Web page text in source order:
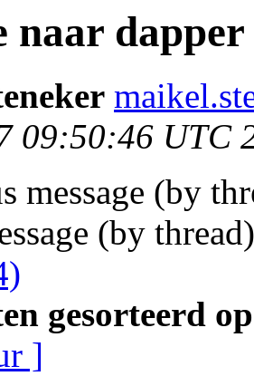
naar
09:50:46 UTC
message (by
(by
gesorteerd
]